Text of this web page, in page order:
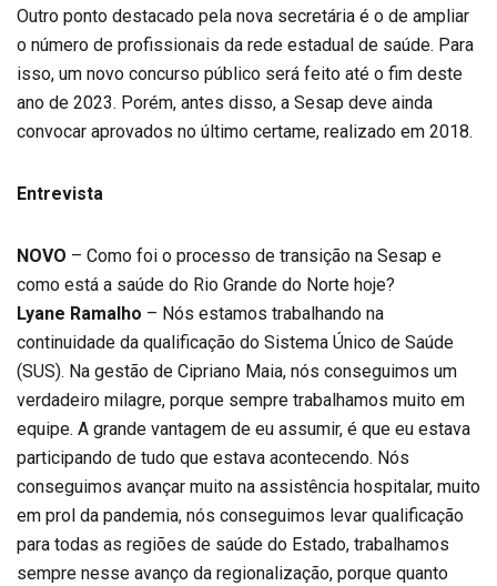
Outro ponto destacado pela nova secretária é o de ampliar
o número de profissionais da rede estadual de saúde. Para
isso, um novo concurso público será feito até o fim deste
ano de 2023. Porém, antes disso, a Sesap deve ainda
convocar aprovados no último certame, realizado em 2018.
Entrevista
NOVO – Como foi o processo de transição na Sesap e
como está a saúde do Rio Grande do Norte hoje?
Lyane Ramalho – Nós estamos trabalhando na
continuidade da qualificação do Sistema Único de Saúde
(SUS). Na gestão de Cipriano Maia, nós conseguimos um
verdadeiro milagre, porque sempre trabalhamos muito em
equipe. A grande vantagem de eu assumir, é que eu estava
participando de tudo que estava acontecendo. Nós
conseguimos avançar muito na assistência hospitalar, muito
em prol da pandemia, nós conseguimos levar qualificação
para todas as regiões de saúde do Estado, trabalhamos
sempre nesse avanço da regionalização, porque quanto